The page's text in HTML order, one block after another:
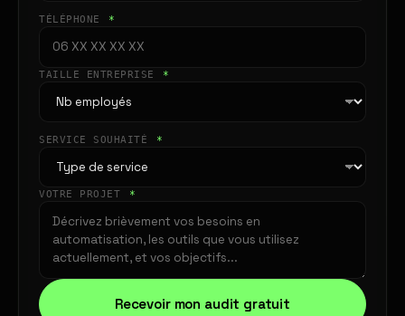
TÉLÉPHONE *
TAILLE ENTREPRISE *
SERVICE SOUHAITÉ *
VOTRE PROJET *
Recevoir mon audit gratuit